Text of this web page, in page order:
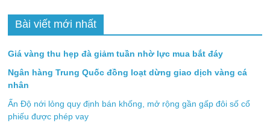
Bài viết mới nhất
Giá vàng thu hẹp đà giảm tuần nhờ lực mua bắt đáy
Ngân hàng Trung Quốc đồng loạt dừng giao dịch vàng cá
nhân
Ấn Độ nới lỏng quy định bán khống, mở rộng gần gấp đôi số cổ
phiếu được phép vay